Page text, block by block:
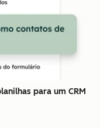
para um CRM